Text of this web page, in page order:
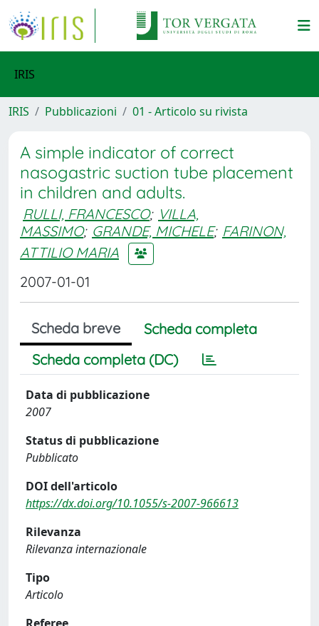
IRIS
IRIS Pubblicazioni 01 - Articolo su rivista
A simple indicator of correct
nasogastric suction tube placement
in children and adults.
RULLI, FRANCESCO; VILLA,
MASSIMO; GRANDE, MICHELE; FARINON,
ATTILIO MARIA
2007-01-01
Scheda breve
Scheda completa
Scheda completa (DC)
Data di pubblicazione
2007
Status di pubblicazione
Pubblicato
DOI dell'articolo
https://dx.doi.org/10.1055/s-2007-966613
Rilevanza
Rilevanza internazionale
Tipo
Articolo